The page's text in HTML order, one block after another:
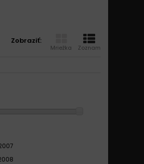
Zobraziť:
Mriežka Zoznam